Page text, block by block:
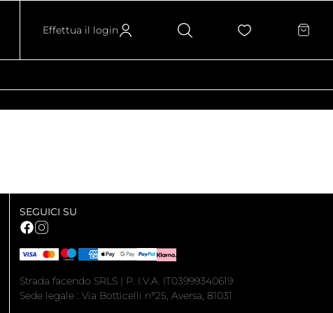
Effettua il login
SEGUICI SU
Strada facendo SRLS | P. I.V.A. IT03999340619
Sede legale : Via Botticelli n°25, Aversa, 81031